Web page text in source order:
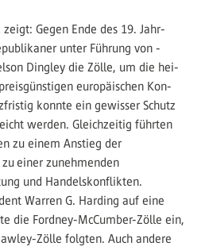
zeigt: Gegen Ende des 19. Jahr­
unter Führung von
Dingley die Zölle, um die hei­
europäischen Kon­
konnte ein gewisser Schutz
werden. Gleichzeitig führten
zu einem Anstieg der
einer zunehmenden
und Handelskonflikten.
Warren G. Harding auf eine
die Fordney-McCumber-Zölle ein,
Zölle folgten. Auch andere